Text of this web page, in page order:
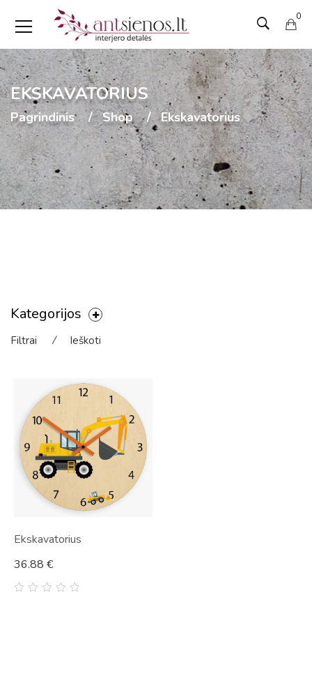
0
EKSKAVATORIUS
Pagrindinis Shop Ekskavatorius
Kategorijos
Filtrai ⁄ Ieškoti
Ekskavatorius
36.88 €